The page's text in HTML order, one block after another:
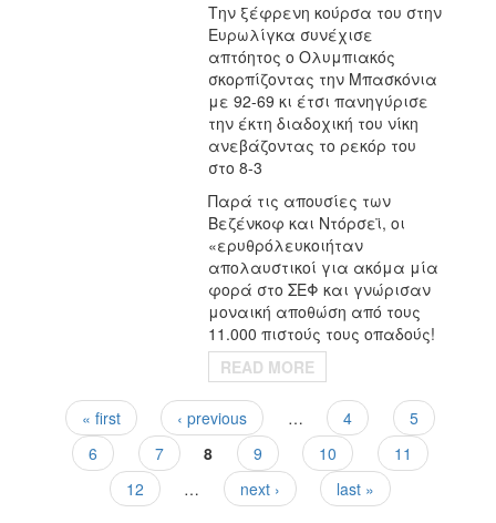
Την ξέφρενη κούρσα του στην
Ευρωλίγκα συνέχισε
απτόητος ο Ολυμπιακός
σκορπίζοντας την Μπασκόνια
με 92-69 κι έτσι πανηγύρισε
την έκτη διαδοχική του νίκη
ανεβάζοντας το ρεκόρ του
στο 8-3
Παρά τις απουσίες των
Βεζένκοφ και Ντόρσεϊ, οι
«ερυθρόλευκοιήταν
απολαυστικοί για ακόμα μία
φορά στο ΣΕΦ και γνώρισαν
μοναική αποθώση από τους
11.000 πιστούς τους οπαδούς!
READ MORE
Pages
« first ‹ previous … 4
5
6
7 8 9 10
11
12
… next › last »